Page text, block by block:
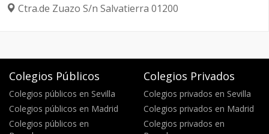
Ctra.de Zuazo S/n Salvatierra 01200
Colegios Públicos
Colegios públicos en Sevilla
Colegios públicos en Madrid
Colegios públicos en
Colegios Privados
Colegios privados en Sevilla
Colegios privados en Madrid
Colegios privados en